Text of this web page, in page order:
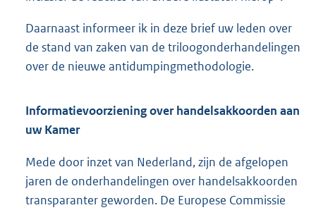
Daarnaast informeer ik in deze brief uw leden over
de stand van zaken van de triloogonderhandelingen
over de nieuwe antidumpingmethodologie.
Informatievoorziening over handelsakkoorden aan
uw Kamer
Mede door inzet van Nederland, zijn de afgelopen
jaren de onderhandelingen over handelsakkoorden
transparanter geworden. De Europese Commissie